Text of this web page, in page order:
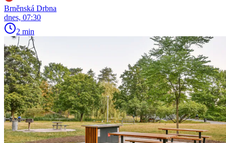
Brněnská Drbna
dnes, 07:30
2 min